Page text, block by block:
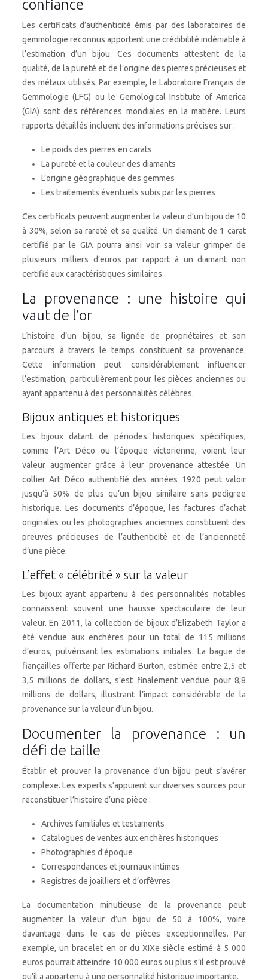
confiance
Les certificats d’authenticité émis par des laboratoires de
gemmologie reconnus apportent une crédibilité indéniable à
l’estimation d’un bijou. Ces documents attestent de la
qualité, de la pureté et de l’origine des pierres précieuses et
des métaux utilisés. Par exemple, le Laboratoire Français de
Gemmologie (LFG) ou le Gemological Institute of America
(GIA) sont des références mondiales en la matière. Leurs
rapports détaillés incluent des informations précises sur :
Le poids des pierres en carats
La pureté et la couleur des diamants
L’origine géographique des gemmes
Les traitements éventuels subis par les pierres
Ces certificats peuvent augmenter la valeur d’un bijou de 10
à 30%, selon sa rareté et sa qualité. Un diamant de 1 carat
certifié par le GIA pourra ainsi voir sa valeur grimper de
plusieurs milliers d’euros par rapport à un diamant non
certifié aux caractéristiques similaires.
La provenance : une histoire qui
vaut de l’or
L’histoire d’un bijou, sa lignée de propriétaires et son
parcours à travers le temps constituent sa provenance.
Cette information peut considérablement influencer
l’estimation, particulièrement pour les pièces anciennes ou
ayant appartenu à des personnalités célèbres.
Bijoux antiques et historiques
Les bijoux datant de périodes historiques spécifiques,
comme l’Art Déco ou l’époque victorienne, voient leur
valeur augmenter grâce à leur provenance attestée. Un
collier Art Déco authentifié des années 1920 peut valoir
jusqu’à 50% de plus qu’un bijou similaire sans pedigree
historique. Les documents d’époque, les factures d’achat
originales ou les photographies anciennes constituent des
preuves précieuses de l’authenticité et de l’ancienneté
d’une pièce.
L’effet « célébrité » sur la valeur
Les bijoux ayant appartenu à des personnalités notables
connaissent souvent une hausse spectaculaire de leur
valeur. En 2011, la collection de bijoux d’Elizabeth Taylor a
été vendue aux enchères pour un total de 115 millions
d’euros, pulvérisant les estimations initiales. La bague de
fiançailles offerte par Richard Burton, estimée entre 2,5 et
3,5 millions de dollars, s’est finalement vendue pour 8,8
millions de dollars, illustrant l’impact considérable de la
provenance sur la valeur d’un bijou.
Documenter la provenance : un
défi de taille
Établir et prouver la provenance d’un bijou peut s’avérer
complexe. Les experts s’appuient sur diverses sources pour
reconstituer l’histoire d’une pièce :
Archives familiales et testaments
Catalogues de ventes aux enchères historiques
Photographies d’époque
Correspondances et journaux intimes
Registres de joailliers et d’orfèvres
La documentation minutieuse de la provenance peut
augmenter la valeur d’un bijou de 50 à 100%, voire
davantage dans le cas de pièces exceptionnelles. Par
exemple, un bracelet en or du XIXe siècle estimé à 5 000
euros pourrait atteindre 10 000 euros ou plus s’il est prouvé
qu’il a appartenu à une personnalité historique importante.